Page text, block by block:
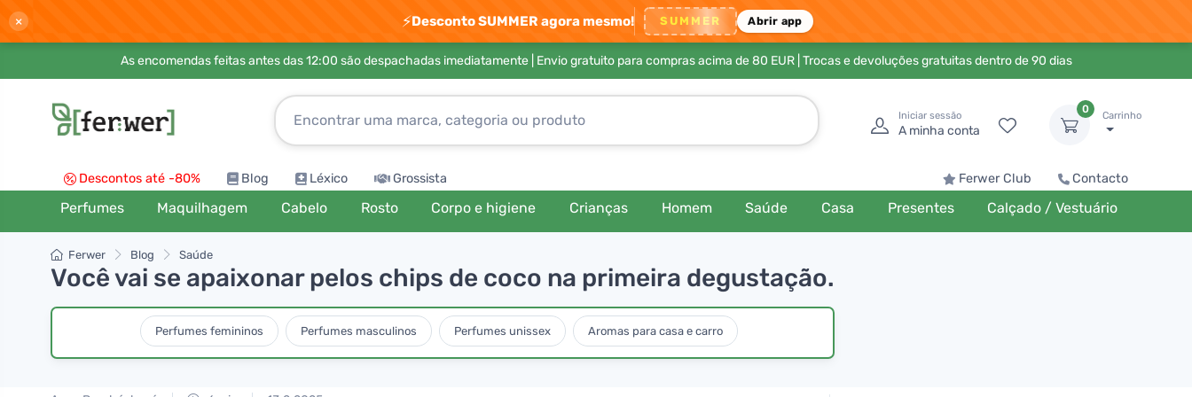
× ⚡Desconto SUMMER agora mesmo! SUMMER Abrir app
As encomendas feitas antes das 12:00 são despachadas imediatamente | Envio gratuito para compras acima de 80 EUR| Trocas e devoluções gratuitas dentro de 90 dias
Iniciar sessão
A minha conta
0
Carrinho
Descontos até -80% Blog Léxico Grossista Ferwer Club Contacto
Perfumes Maquilhagem Cabelo Rosto Corpo e higiene Crianças Homem Saúde Casa Presentes Calçado / Vestuário
Ferwer Blog Saúde
Você vai se apaixonar pelos chips de coco na primeira degustação.
Perfumes femininos Perfumes masculinos Perfumes unissex Aromas para casa e carro